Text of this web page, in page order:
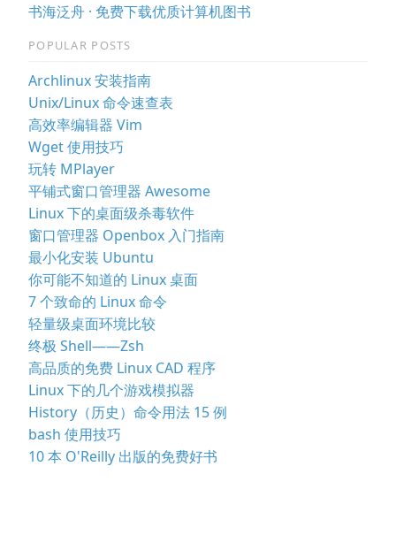
书海泛舟 · 免费下载优质计算机图书
POPULAR POSTS
Archlinux 安装指南
Unix/Linux 命令速查表
高效率编辑器 Vim
Wget 使用技巧
玩转 MPlayer
平铺式窗口管理器 Awesome
Linux 下的桌面级杀毒软件
窗口管理器 Openbox 入门指南
最小化安装 Ubuntu
你可能不知道的 Linux 桌面
7 个致命的 Linux 命令
轻量级桌面环境比较
终极 Shell——Zsh
高品质的免费 Linux CAD 程序
Linux 下的几个游戏模拟器
History（历史）命令用法 15 例
bash 使用技巧
10 本 O'Reilly 出版的免费好书